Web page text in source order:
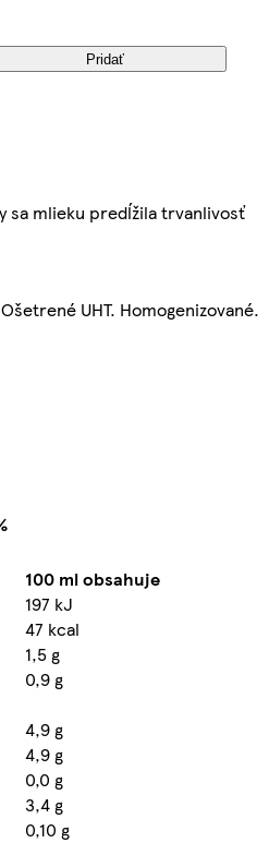
Pridať
sa mlieku predĺžila trvanlivosť
UHT. Homogenizované.
100 ml obsahuje
197 kJ
47 kcal
1,5 g
0,9 g
4,9 g
4,9 g
0,0 g
3,4 g
0,10 g